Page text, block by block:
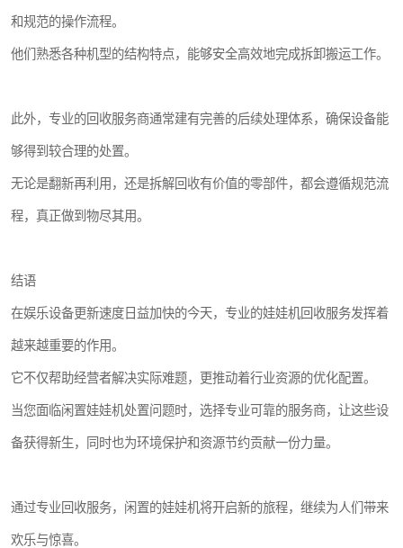
和规范的操作流程。
他们熟悉各种机型的结构特点，能够安全高效地完成拆卸搬运工作。
此外，专业的回收服务商通常建有完善的后续处理体系，确保设备能
够得到较合理的处置。
无论是翻新再利用，还是拆解回收有价值的零部件，都会遵循规范流
程，真正做到物尽其用。
结语
在娱乐设备更新速度日益加快的今天，专业的娃娃机回收服务发挥着
越来越重要的作用。
它不仅帮助经营者解决实际难题，更推动着行业资源的优化配置。
当您面临闲置娃娃机处置问题时，选择专业可靠的服务商，让这些设
备获得新生，同时也为环境保护和资源节约贡献一份力量。
通过专业回收服务，闲置的娃娃机将开启新的旅程，继续为人们带来
欢乐与惊喜。